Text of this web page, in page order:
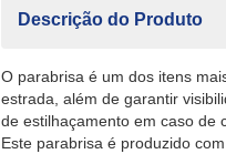
Descrição do Produto
O parabrisa é um dos itens
estrada, além de garantir
de estilhaçamento em caso de
Este parabrisa é produzido